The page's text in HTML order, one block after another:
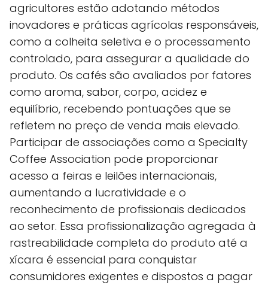
agricultores estão adotando métodos
inovadores e práticas agrícolas responsáveis,
como a colheita seletiva e o processamento
controlado, para assegurar a qualidade do
produto. Os cafés são avaliados por fatores
como aroma, sabor, corpo, acidez e
equilíbrio, recebendo pontuações que se
refletem no preço de venda mais elevado.
Participar de associações como a Specialty
Coffee Association pode proporcionar
acesso a feiras e leilões internacionais,
aumentando a lucratividade e o
reconhecimento de profissionais dedicados
ao setor. Essa profissionalização agregada à
rastreabilidade completa do produto até a
xícara é essencial para conquistar
consumidores exigentes e dispostos a pagar